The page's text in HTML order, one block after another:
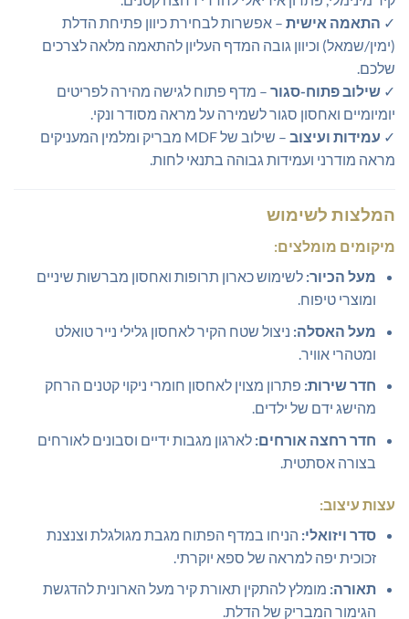
✓ התאמה אישית – אפשרות לבחירת כיוון פתיחת הדלת
(ימין/שמאל) וכיוון גובה המדף העליון להתאמה מלאה לצרכים
שלכם.
✓ שילוב פתוח-סגור – מדף פתוח לגישה מהירה לפריטים
יומיומיים ואחסון סגור לשמירה על מראה מסודר ונקי.
✓ עמידות ועיצוב
– שילוב של MDF מבריק ומלמין המעניקים
מראה מודרני ועמידות גבוהה בתנאי לחות.
המלצות לשימוש
מיקומים מומלצים:
מעל הכיור: לשימוש כארון תרופות ואחסון מברשות שיניים
ומוצרי טיפוח.
מעל האסלה: ניצול שטח הקיר לאחסון גלילי נייר טואלט
ומטהרי אוויר.
חדר שירות: פתרון מצוין לאחסון חומרי ניקוי קטנים הרחק
מהישג ידם של ילדים.
חדר רחצה אורחים: לארגון מגבות ידיים וסבונים לאורחים
בצורה אסתטית.
עצות עיצוב:
סדר ויזואלי: הניחו במדף הפתוח מגבת מגולגלת וצנצנת
זכוכית יפה למראה של ספא יוקרתי.
תאורה: מומלץ להתקין תאורת קיר מעל הארונית להדגשת
הגימור המבריק של הדלת.